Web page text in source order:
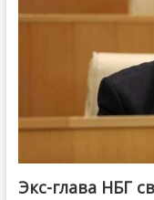
Экс-глава НБГ